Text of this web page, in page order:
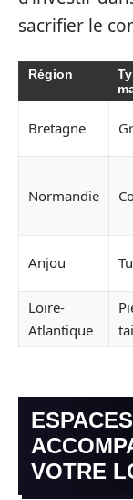
sacrifier le
Région
Bretagne
Normandie
Anjou
Loire-
Atlantique
VOTRE